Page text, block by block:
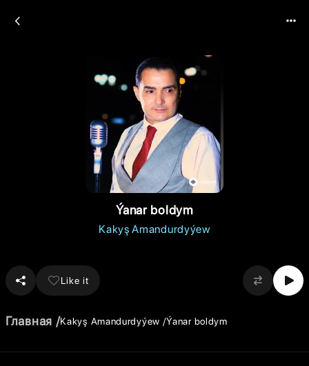
Ýanar boldym
Kakyş Amandurdyýew
Like it
Главная Kakyş Amandurdyýew Ýanar boldym